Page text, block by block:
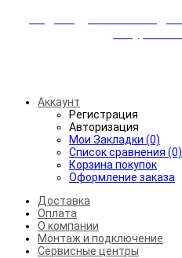
Аккаунт
Регистрация
Авторизация
Мои Закладки (0)
Список сравнения (0)
Корзина покупок
Оформление заказа
Доставка
Оплата
О компании
Монтаж и подключение
Сервисные центры